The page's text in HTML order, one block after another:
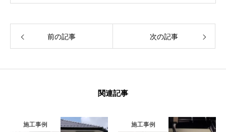
前の記事 次の記事
関連記事
施工事例 施工事例